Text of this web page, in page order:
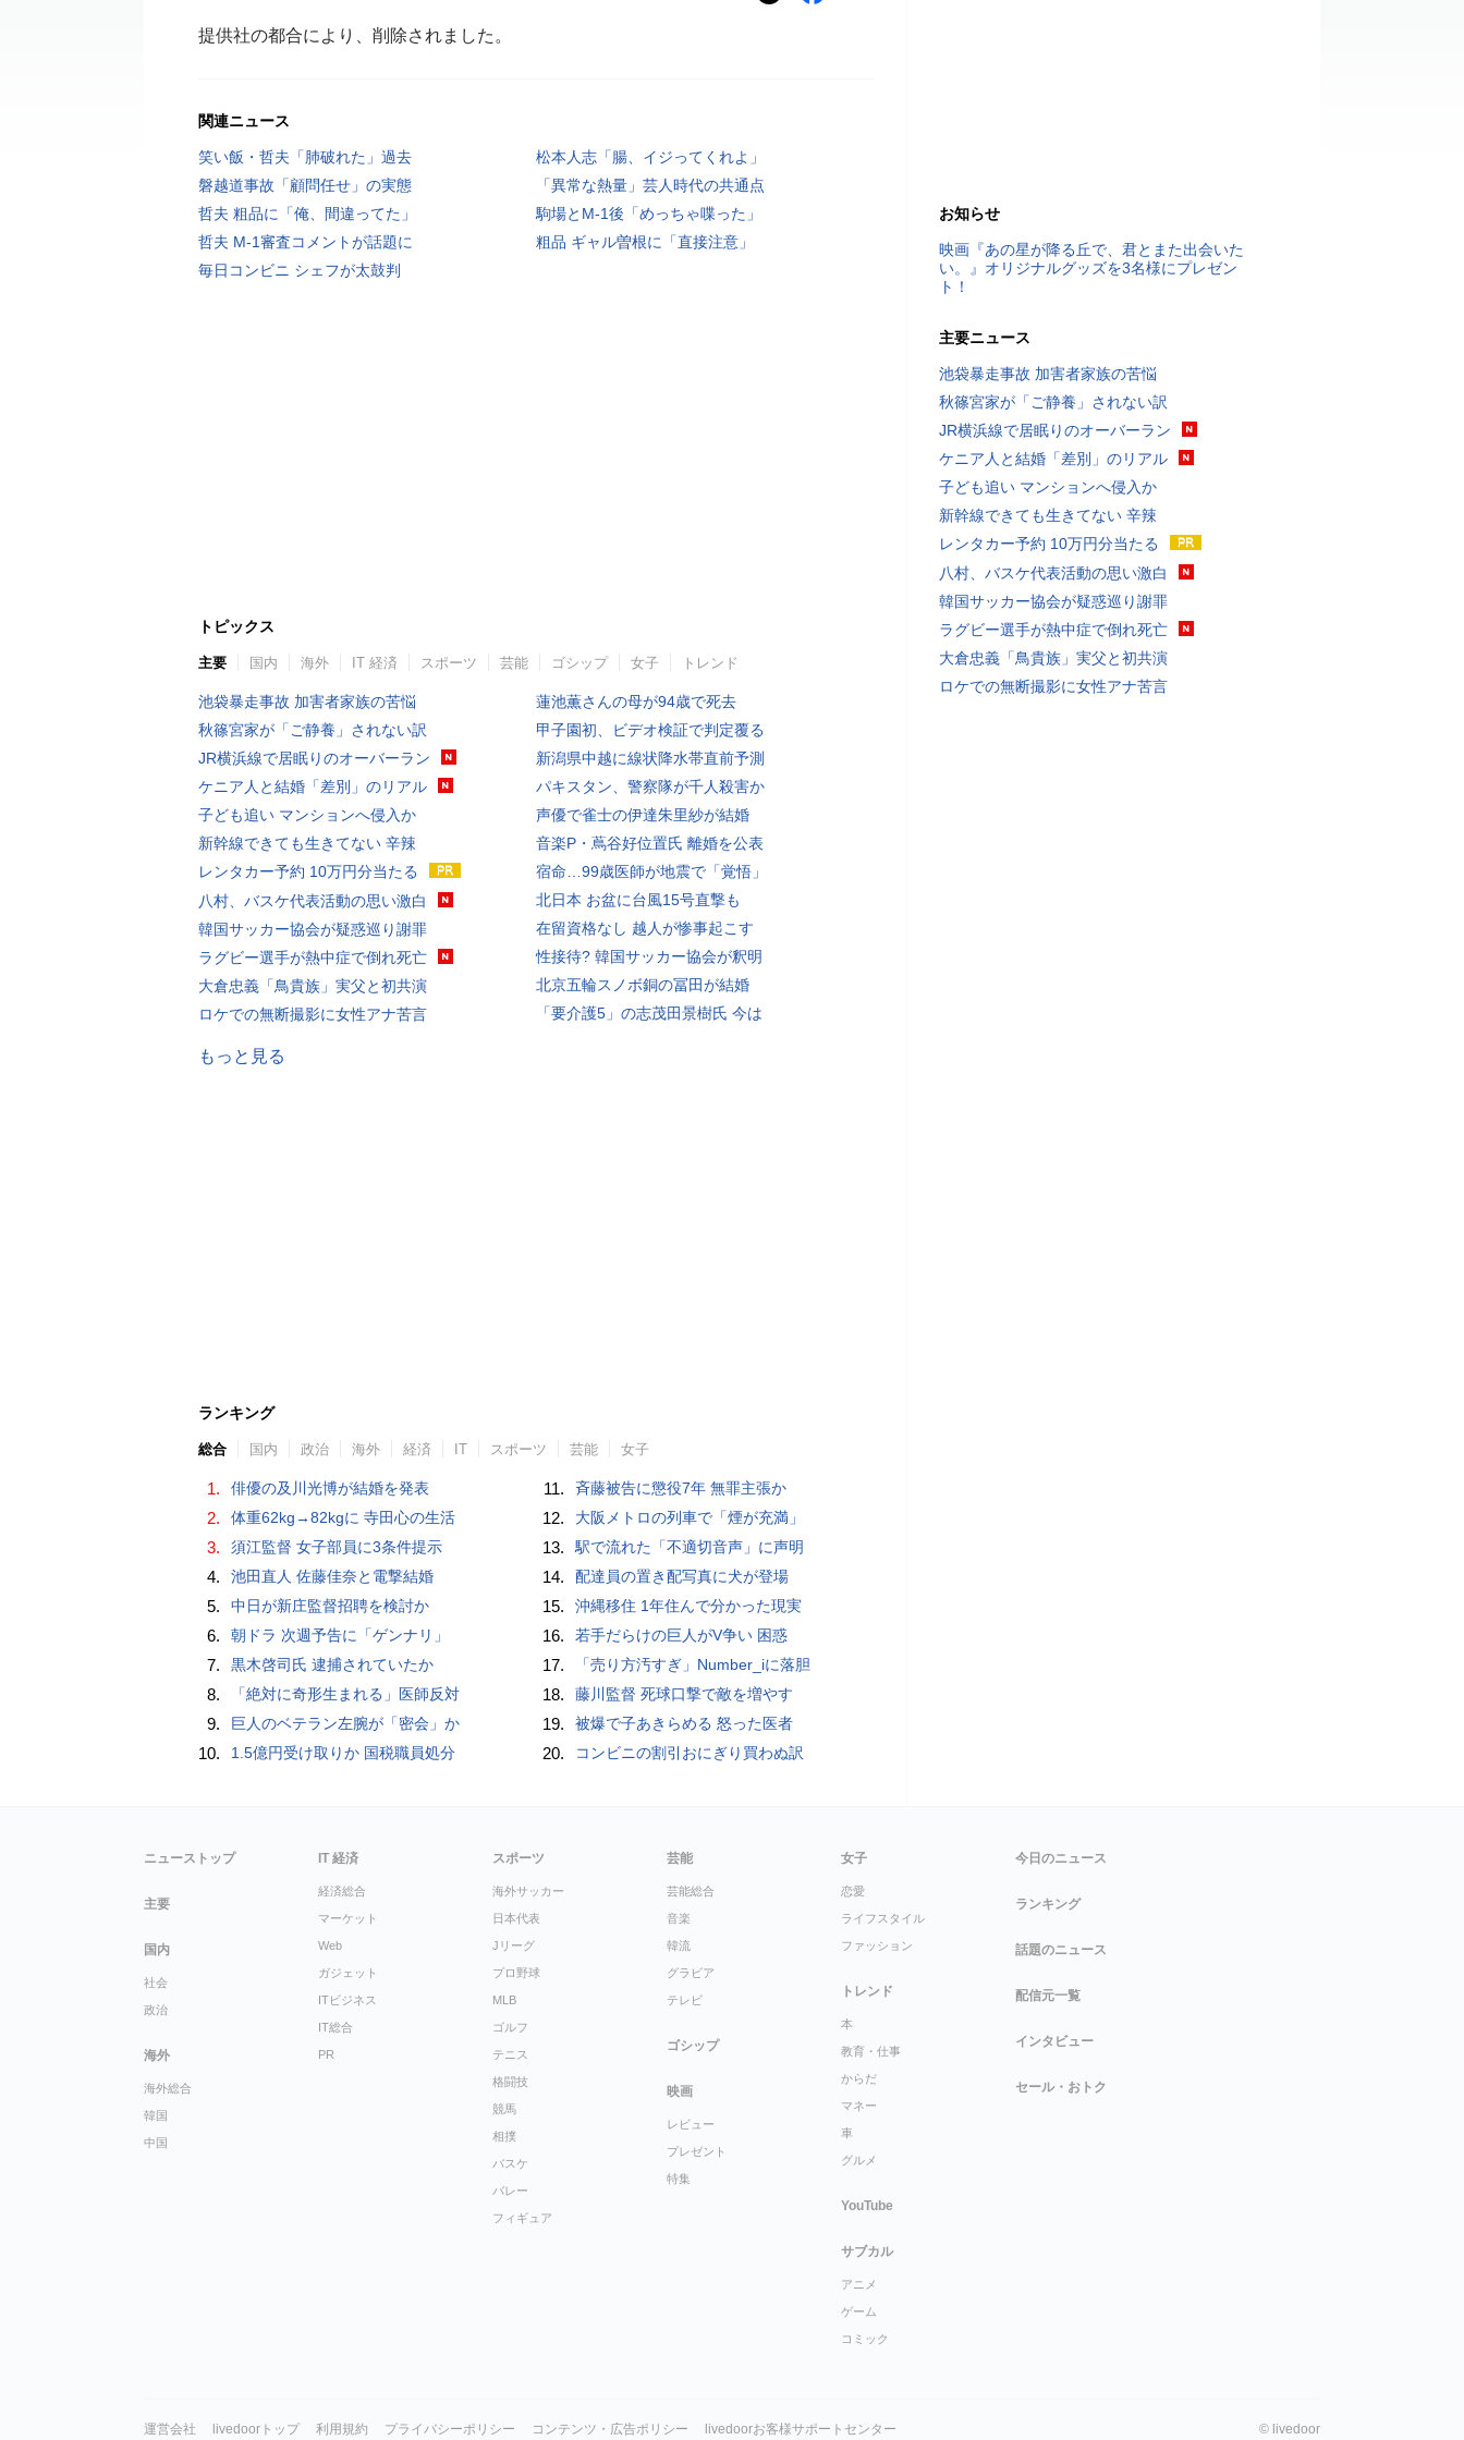
提供社の都合により、削除されました。
関連ニュース
笑い飯・哲夫「肺破れた」過去
松本人志「腸、イジってくれよ」
磐越道事故「顧問任せ」の実態
「異常な熱量」芸人時代の共通点
哲夫 粗品に「俺、間違ってた」
駒場とM-1後「めっちゃ喋った」
哲夫 M-1審査コメントが話題に
粗品 ギャル曽根に「直接注意」
毎日コンビニ シェフが太鼓判
トピックス
主要 国内 海外 IT 経済 スポーツ 芸能 ゴシップ 女子 トレンド
池袋暴走事故 加害者家族の苦悩
秋篠宮家が「ご静養」されない訳
JR横浜線で居眠りのオーバーラン
ケニア人と結婚「差別」のリアル
子ども追い マンションへ侵入か
新幹線できても生きてない 辛辣
レンタカー予約 10万円分当たる
八村、バスケ代表活動の思い激白
韓国サッカー協会が疑惑巡り謝罪
ラグビー選手が熱中症で倒れ死亡
大倉忠義「鳥貴族」実父と初共演
ロケでの無断撮影に女性アナ苦言
蓮池薫さんの母が94歳で死去
甲子園初、ビデオ検証で判定覆る
新潟県中越に線状降水帯直前予測
パキスタン、警察隊が千人殺害か
声優で雀士の伊達朱里紗が結婚
音楽P・蔦谷好位置氏 離婚を公表
宿命…99歳医師が地震で「覚悟」
北日本 お盆に台風15号直撃も
在留資格なし 越人が惨事起こす
性接待? 韓国サッカー協会が釈明
北京五輪スノボ銅の冨田が結婚
「要介護5」の志茂田景樹氏 今は
もっと見る
ランキング
総合 国内 政治 海外 経済 IT スポーツ 芸能 女子
1. 俳優の及川光博が結婚を発表
2. 体重62kg→82kgに 寺田心の生活
3. 須江監督 女子部員に3条件提示
4. 池田直人 佐藤佳奈と電撃結婚
5. 中日が新庄監督招聘を検討か
6. 朝ドラ 次週予告に「ゲンナリ」
7. 黒木啓司氏 逮捕されていたか
8. 「絶対に奇形生まれる」医師反対
9. 巨人のベテラン左腕が「密会」か
10. 1.5億円受け取りか 国税職員処分
11. 斉藤被告に懲役7年 無罪主張か
12. 大阪メトロの列車で「煙が充満」
13. 駅で流れた「不適切音声」に声明
14. 配達員の置き配写真に犬が登場
15. 沖縄移住 1年住んで分かった現実
16. 若手だらけの巨人がV争い 困惑
17. 「売り方汚すぎ」Number_iに落胆
18. 藤川監督 死球口撃で敵を増やす
19. 被爆で子あきらめる 怒った医者
20. コンビニの割引おにぎり買わぬ訳
お知らせ
映画『あの星が降る丘で、君とまた出会いた
い。』オリジナルグッズを3名様にプレゼン
ト！
主要ニュース
池袋暴走事故 加害者家族の苦悩
秋篠宮家が「ご静養」されない訳
JR横浜線で居眠りのオーバーラン
ケニア人と結婚「差別」のリアル
子ども追い マンションへ侵入か
新幹線できても生きてない 辛辣
レンタカー予約 10万円分当たる
八村、バスケ代表活動の思い激白
韓国サッカー協会が疑惑巡り謝罪
ラグビー選手が熱中症で倒れ死亡
大倉忠義「鳥貴族」実父と初共演
ロケでの無断撮影に女性アナ苦言
ニューストップ
主要
国内
社会
政治
海外
海外総合
韓国
中国
IT 経済
経済総合
マーケット
Web
ガジェット
ITビジネス
IT総合
PR
スポーツ
海外サッカー
日本代表
Jリーグ
プロ野球
MLB
ゴルフ
テニス
格闘技
競馬
相撲
バスケ
バレー
フィギュア
芸能
芸能総合
音楽
韓流
グラビア
テレビ
ゴシップ
映画
レビュー
プレゼント
特集
女子
恋愛
ライフスタイル
ファッション
トレンド
本
教育・仕事
からだ
マネー
車
グルメ
YouTube
サブカル
アニメ
ゲーム
コミック
今日のニュース
ランキング
話題のニュース
配信元一覧
インタビュー
セール・おトク
運営会社 livedoorトップ 利用規約 プライバシーポリシー コンテンツ・広告ポリシー livedoorお客様サポートセンター © livedoor